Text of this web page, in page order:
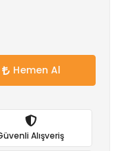
Hemen Al
Alışveriş